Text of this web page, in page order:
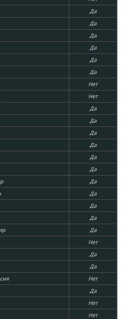
Да
Да
Да
Да
Да
Да
Нет
Нет
Да
Да
Да
Да
Да
Да
Да
Да
Да
Да
Да
Нет
Да
Да
Нет
Да
Нет
Нет